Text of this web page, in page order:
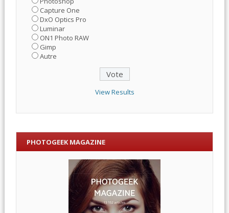
Capture One
DxO Optics Pro
Luminar
ON1 Photo RAW
Gimp
Autre
View Results
PHOTOGEEK MAGAZINE